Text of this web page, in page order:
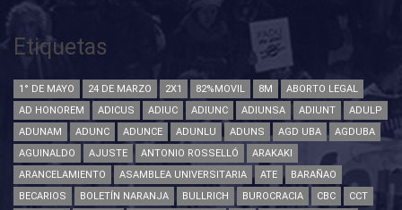
Etiquetas
1° DE MAYO 24 DE MARZO 2X1 82%MOVIL 8M
ABORTO LEGAL
AD HONOREM
ADICUS ADIUC ADIUNC ADIUNSA ADIUNT
ADULP
ADUNAM
ADUNC ADUNCE ADUNLU ADUNS AGD UBA
AGDUBA
AGUINALDO
AJUSTE ANTONIO ROSSELLÓ
ARAKAKI
ARANCELAMIENTO
ASAMBLEA UNIVERSITARIA ATE
BARAÑAO
BECARIOS
BOLETÍN NARANJA BULLRICH BUROCRACIA CBC CCT